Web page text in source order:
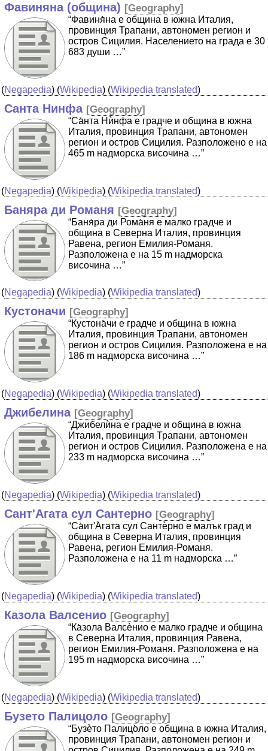
Фавиняна (община) [Geography]
“Фавиня̀на е община в южна Италия,
провинция Трапани, автономен регион и
остров Сицилия. Населението на града е 30
683 души …”
(Negapedia) (Wikipedia) (Wikipedia translated)
Санта Нинфа [Geography]
“Са̀нта Нѝнфа е градче и община в южна
Италия, провинция Трапани, автономен
регион и остров Сицилия. Разположено е на
465 m надморска височина …”
(Negapedia) (Wikipedia) (Wikipedia translated)
Баняра ди Романя [Geography]
“Баня̀ра ди Рома̀ня е малко градче и
община в Северна Италия, провинция
Равена, регион Емилия-Романя.
Разположена е на 15 m надморска
височина …”
(Negapedia) (Wikipedia) (Wikipedia translated)
Кустоначи [Geography]
“Кустона̀чи е градче и община в южна
Италия, провинция Трапани, автономен
регион и остров Сицилия. Разположена е на
186 m надморска височина …”
(Negapedia) (Wikipedia) (Wikipedia translated)
Джибелина [Geography]
“Джибелѝна е градче и община в южна
Италия, провинция Трапани, автономен
регион и остров Сицилия. Разположена е на
233 m надморска височина …”
(Negapedia) (Wikipedia) (Wikipedia translated)
Сант'Агата сул Сантерно [Geography]
“Cа̀ит'А̀гата сул Сантѐрно е малък град и
община в Северна Италия, провинция
Равена, регион Емилия-Романя.
Разположена е на 11 m надморска …”
(Negapedia) (Wikipedia) (Wikipedia translated)
Казола Валсенио [Geography]
“Ка̀зола Валсѐнио е малко градче и община
в Северна Италия, провинция Равена,
регион Емилия-Романя. Разположена е на
195 m надморска височина …”
(Negapedia) (Wikipedia) (Wikipedia translated)
Бузето Палицоло [Geography]
“Бузѐто Палицо̀ло е община в южна Италия,
провинция Трапани, автономен регион и